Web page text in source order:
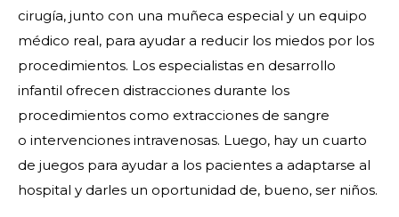
cirugía, junto con una muñeca especial y un equipo
médico real, para ayudar a reducir los miedos por los
procedimientos. Los especialistas en desarrollo
infantil ofrecen distracciones durante los
procedimientos como extracciones de sangre
o intervenciones intravenosas. Luego, hay un cuarto
de juegos para ayudar a los pacientes a adaptarse al
hospital y darles un oportunidad de, bueno, ser niños.